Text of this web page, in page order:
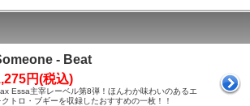
- Beat
円(税込)
Essa主宰レーベル第8弾！ほんわか味わいのあるエ
クトロ・ブギーを収録したおすすめの一枚！！